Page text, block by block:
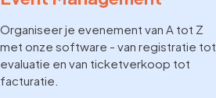
Organiseer je evenement van A tot Z
met onze software - van registratie tot
evaluatie en van ticketverkoop tot
facturatie.